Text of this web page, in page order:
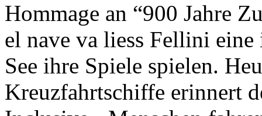
Hommage an “900 Jahre
el nave va liess Fellini
See ihre Spiele spielen.
Kreuzfahrtschiffe erinnert